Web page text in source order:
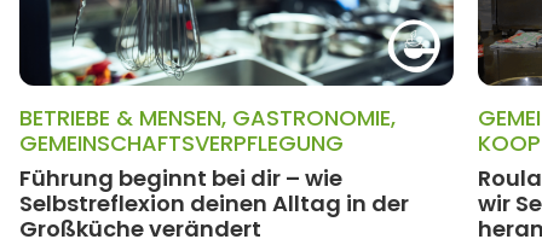
BETRIEBE & MENSEN, GASTRONOMIE,
GEMEINSCHAFTSVERPFLEGUNG
Führung beginnt bei dir – wie
Selbstreflexion deinen Alltag in der
Großküche verändert
wir